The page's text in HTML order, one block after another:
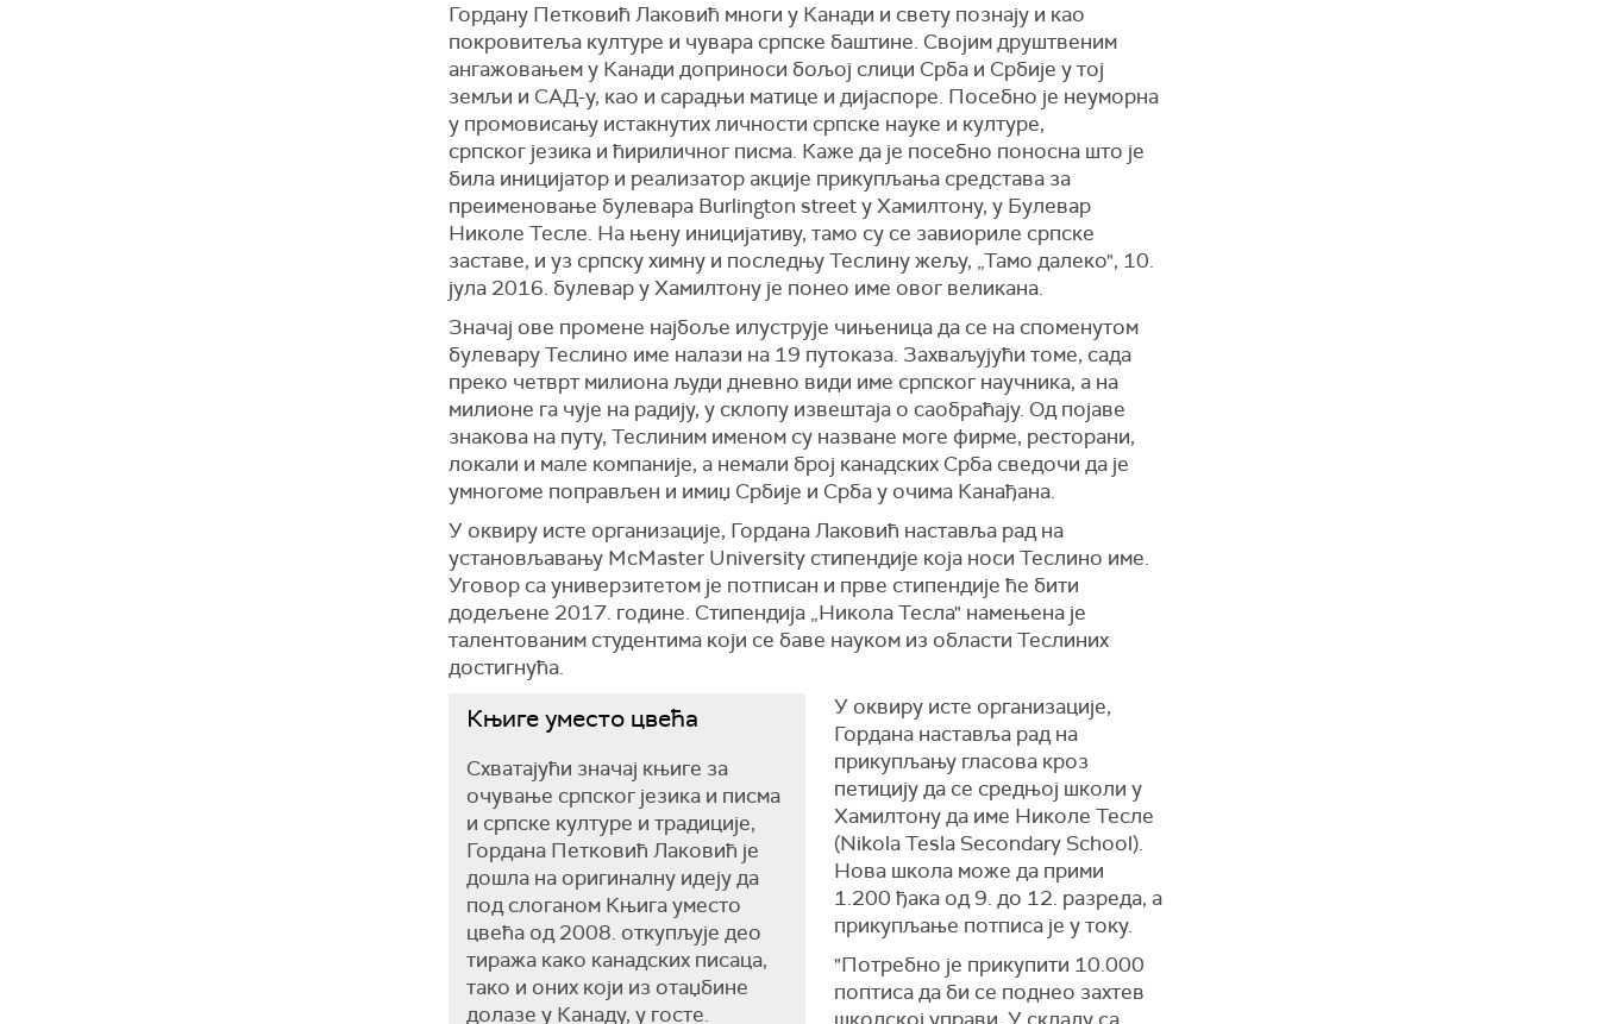
Гордану Петковић Лаковић многи у Канади и свету познају и као
покровитеља културе и чувара српске баштине. Својим друштвеним
ангажовањем у Канади доприноси бољој слици Срба и Србије у тој
земљи и САД-у, као и сарадњи матице и дијаспоре. Посебно је неуморна
у промовисању истакнутих личности српске науке и културе,
српског језика и ћириличног писма. Каже да је посебно поносна што је
била иницијатор и реализатор акције прикупљања средстава за
преименовање булевара Burlington street у Хамилтону, у Булевар
Николе Тесле. На њену иницијативу, тамо су се завиориле српске
заставе, и уз српску химну и последњу Теслину жељу, „Тамо далеко", 10.
јула 2016. булевар у Хамилтону је понео име овог великана.
Значај ове промене најбоље илуструје чињеница да се на споменутом
булевару Теслино име налази на 19 путоказа. Захваљујући томе, сада
преко четврт милиона људи дневно види име српског научника, а на
милионе га чује на радију, у склопу извештаја o саобраћају. Од појаве
знакова на путу, Теслиним именом су назване моге фирме, ресторани,
локали и малe компаније, а немали број канадских Срба сведочи да је
умногоме поправљен и имиџ Србије и Срба у очима Канађана.
У оквиру исте организације, Гордана Лаковић наставља рад на
установљавању McMaster University стипендије која носи Теслино име.
Уговор са универзитетом је потписан и прве стипендије ће бити
додељене 2017. године. Стипендија „Никола Тесла" намењена је
талентованим студентима који се баве науком из области Теслиних
достигнућа.
Књиге уместо цвећа
Схватајући значај књиге за
очување српског језика и писма
и српске културе и традиције,
Гордана Петковић Лаковић је
дошла на оригиналну идеју да
под слоганом Књига уместо
цвећа од 2008. откупљује део
тиража како канадских писаца,
тако и оних који из отаџбине
долазе у Канаду, у госте.
У оквиру исте организације,
Гордана наставља рад на
прикупљању гласова кроз
петицију да се средњој школи у
Хамилтону да име Николе Тесле
(Nikola Tesla Secondary School).
Нова школа може да прими
1.200 ђака од 9. до 12. разреда, а
прикупљање потписа је у току.
"Потребно је прикупити 10.000
поптиса да би се поднео захтев